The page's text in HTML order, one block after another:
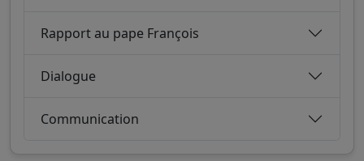
Rapport au pape François
Dialogue
Communication